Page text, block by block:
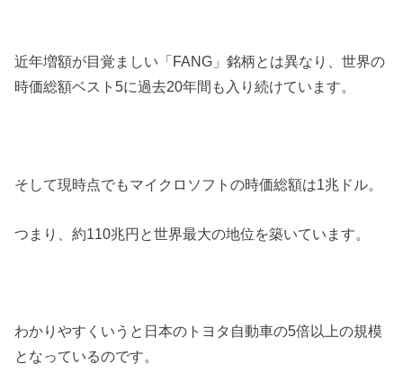
近年増額が目覚ましい「FANG」銘柄とは異なり、世界の
時価総額ベスト5に過去20年間も入り続けています。
そして現時点でもマイクロソフトの時価総額は1兆ドル。
つまり、約110兆円と世界最大の地位を築いています。
わかりやすくいうと日本のトヨタ自動車の5倍以上の規模
となっているのです。